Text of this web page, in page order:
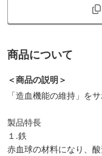
商品について
＜商品の説明＞
「造血機能の維持」を
製品特長
１.鉄
赤血球の材料になり、